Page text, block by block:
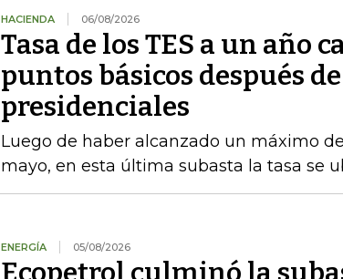
HACIENDA 06/08/2026
Tasa de los TES a un año
puntos básicos después
presidenciales
Luego de haber alcanzado un máximo
mayo, en esta última subasta la tasa se
ENERGÍA 05/08/2026